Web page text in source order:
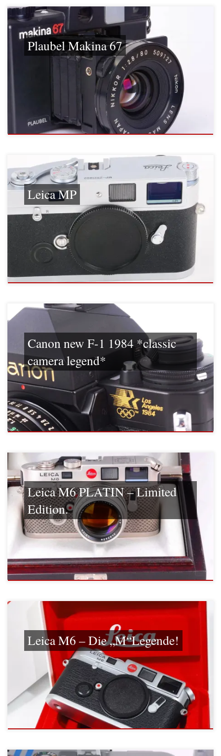
Plaubel Makina 67
Leica MP
Canon new F-1 1984 *classic
camera legend*
Leica M6 PLATIN – Limited
Edition.
Leica M6 – Die „M“Legende!